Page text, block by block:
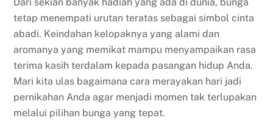
tetap menempati urutan teratas sebagai simbol cinta
abadi. Keindahan kelopaknya yang alami dan
aromanya yang memikat mampu menyampaikan rasa
terima kasih terdalam kepada pasangan hidup Anda.
Mari kita ulas bagaimana cara merayakan hari jadi
pernikahan Anda agar menjadi momen tak terlupakan
melalui pilihan bunga yang tepat.